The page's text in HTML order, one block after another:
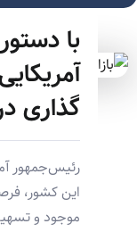
با
گذاری
رئیس‌جمهور
موجود و